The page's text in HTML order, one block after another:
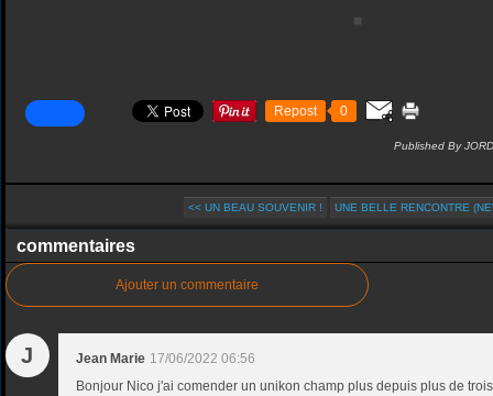
Repost 0
Published By
<< UN BEAU SOUVENIR ! UNE BELLE RENCONTRE
commentaires
Ajouter un commentaire
J Jean Marie 17/06/2022 06:56
Bonjour Nico j'ai comender un unikon champ plus depuis plus de